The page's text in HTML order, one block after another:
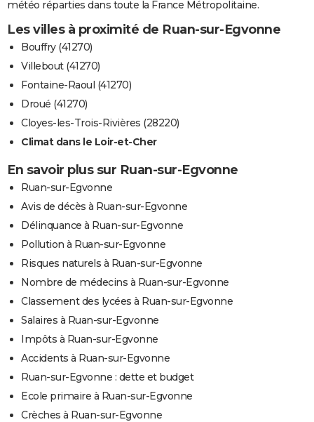
météo réparties dans toute la France Métropolitaine.
Les villes à proximité de Ruan-sur-Egvonne
Bouffry (41270)
Villebout (41270)
Fontaine-Raoul (41270)
Droué (41270)
Cloyes-les-Trois-Rivières (28220)
Climat dans le Loir-et-Cher
En savoir plus sur Ruan-sur-Egvonne
Ruan-sur-Egvonne
Avis de décès à Ruan-sur-Egvonne
Délinquance à Ruan-sur-Egvonne
Pollution à Ruan-sur-Egvonne
Risques naturels à Ruan-sur-Egvonne
Nombre de médecins à Ruan-sur-Egvonne
Classement des lycées à Ruan-sur-Egvonne
Salaires à Ruan-sur-Egvonne
Impôts à Ruan-sur-Egvonne
Accidents à Ruan-sur-Egvonne
Ruan-sur-Egvonne : dette et budget
Ecole primaire à Ruan-sur-Egvonne
Crèches à Ruan-sur-Egvonne